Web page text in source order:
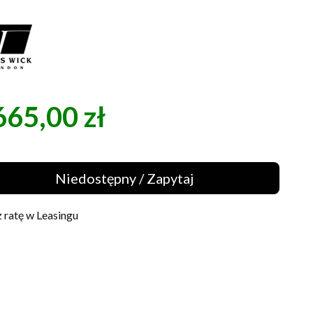
zł
Niedostępny / Zapytaj
w Leasingu